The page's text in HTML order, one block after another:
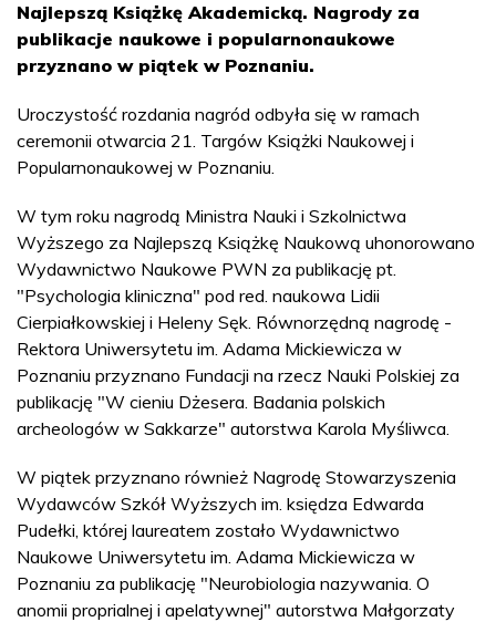
Najlepszą Książkę Akademicką. Nagrody za
publikacje naukowe i popularnonaukowe
przyznano w piątek w Poznaniu.
Uroczystość rozdania nagród odbyła się w ramach
ceremonii otwarcia 21. Targów Książki Naukowej i
Popularnonaukowej w Poznaniu.
W tym roku nagrodą Ministra Nauki i Szkolnictwa
Wyższego za Najlepszą Książkę Naukową uhonorowano
Wydawnictwo Naukowe PWN za publikację pt.
"Psychologia kliniczna" pod red. naukowa Lidii
Cierpiałkowskiej i Heleny Sęk. Równorzędną nagrodę -
Rektora Uniwersytetu im. Adama Mickiewicza w
Poznaniu przyznano Fundacji na rzecz Nauki Polskiej za
publikację "W cieniu Dżesera. Badania polskich
archeologów w Sakkarze" autorstwa Karola Myśliwca.
W piątek przyznano również Nagrodę Stowarzyszenia
Wydawców Szkół Wyższych im. księdza Edwarda
Pudełki, której laureatem zostało Wydawnictwo
Naukowe Uniwersytetu im. Adama Mickiewicza w
Poznaniu za publikację "Neurobiologia nazywania. O
anomii proprialnej i apelatywnej" autorstwa Małgorzaty